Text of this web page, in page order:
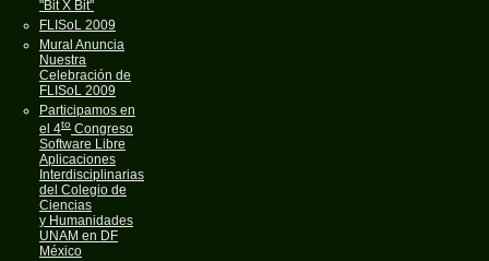
"Bit X Bit"
FLISoL 2009
Mural Anuncia
Nuestra
Celebración de
FLISoL 2009
Participamos en
el 4to Congreso
Software Libre
Aplicaciones
Interdisciplinarias
del Colegio de
Ciencias
y Humanidades
UNAM en DF
México